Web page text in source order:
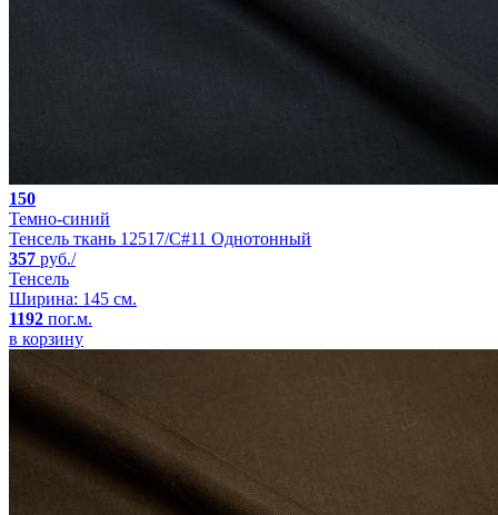
150
Темно-синий
Тенсель ткань 12517/C#11 Однотонный
357 руб./
Тенсель
Ширина: 145 см.
1192 пог.м.
в корзину